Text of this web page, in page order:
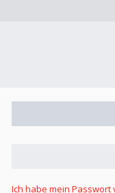
Ich habe mein Passwort